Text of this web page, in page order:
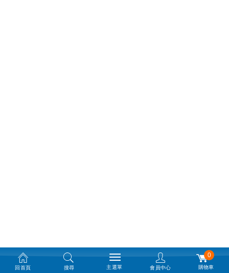
回首頁 搜尋 主選單 會員中心
0
購物車